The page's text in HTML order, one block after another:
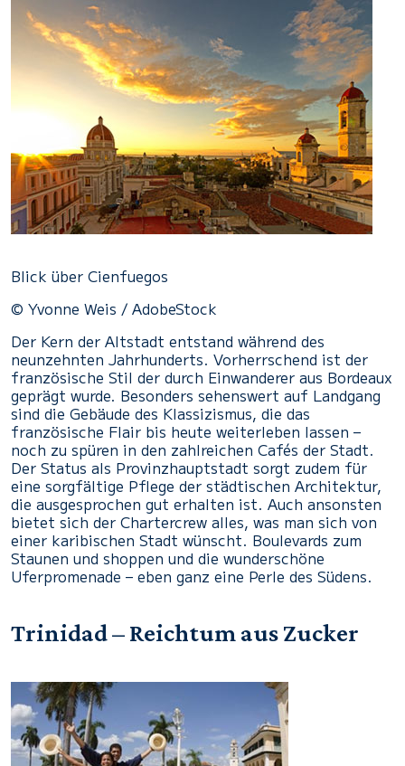
Blick über Cienfuegos
© Yvonne Weis / AdobeStock
Der Kern der Altstadt entstand während des
neunzehnten Jahrhunderts. Vorherrschend ist der
französische Stil der durch Einwanderer aus Bordeaux
geprägt wurde. Besonders sehenswert auf Landgang
sind die Gebäude des Klassizismus, die das
französische Flair bis heute weiterleben lassen –
noch zu spüren in den zahlreichen Cafés der Stadt.
Der Status als Provinzhauptstadt sorgt zudem für
eine sorgfältige Pflege der städtischen Architektur,
die ausgesprochen gut erhalten ist. Auch ansonsten
bietet sich der Chartercrew alles, was man sich von
einer karibischen Stadt wünscht. Boulevards zum
Staunen und shoppen und die wunderschöne
Uferpromenade – eben ganz eine Perle des Südens.
Trinidad – Reichtum aus Zucker